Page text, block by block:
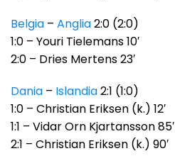
Belgia – Anglia2:0 (2:0)
1:0 – Youri Tielemans 10′
2:0 – Dries Mertens 23′
Dania – Islandia2:1 (1:0)
1:0 – Christian Eriksen (k.) 12′
1:1 – Vidar Orn Kjartansson 85′
2:1 – Christian Eriksen (k.) 90′